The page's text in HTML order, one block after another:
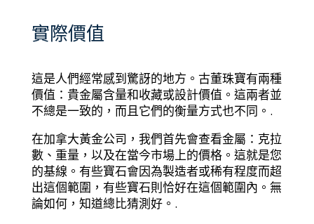
實際價值
這是人們經常感到驚訝的地方。古董珠寶有兩種
價值：貴金屬含量和收藏或設計價值。這兩者並
不總是一致的，而且它們的衡量方式也不同。.
在加拿大黃金公司，我們首先會查看金屬：克拉
數、重量，以及在當今市場上的價格。這就是您
的基線。有些寶石會因為製造者或稀有程度而超
出這個範圍，有些寶石則恰好在這個範圍內。無
論如何，知道總比猜測好。.